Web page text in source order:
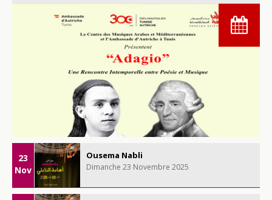
23
Nov
Ousema Nabli
Dimanche 23 Novembre 2025